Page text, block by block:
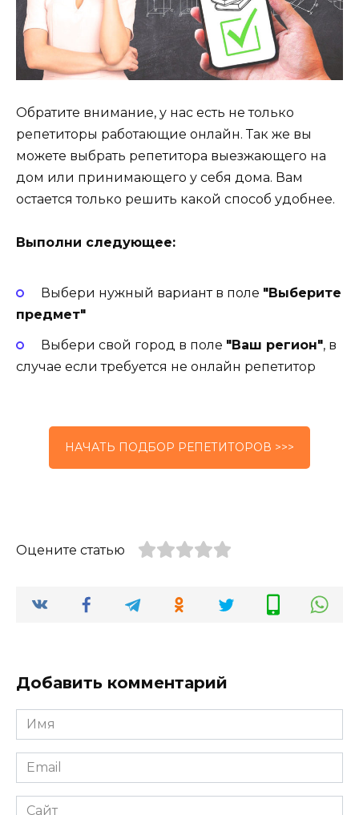
Обратите внимание, у нас есть не только
репетиторы работающие онлайн. Так же вы
можете выбрать репетитора выезжающего на
дом или принимающего у себя дома. Вам
остается только решить какой способ удобнее.
Выполни следующее:
Выбери нужный вариант в поле "Выберите
предмет"
Выбери свой город в поле "Ваш регион", в
случае если требуется не онлайн репетитор
НАЧАТЬ ПОДБОР РЕПЕТИТОРОВ >>>
Оцените статью
Добавить комментарий
Имя
*
Email
*
Сайт